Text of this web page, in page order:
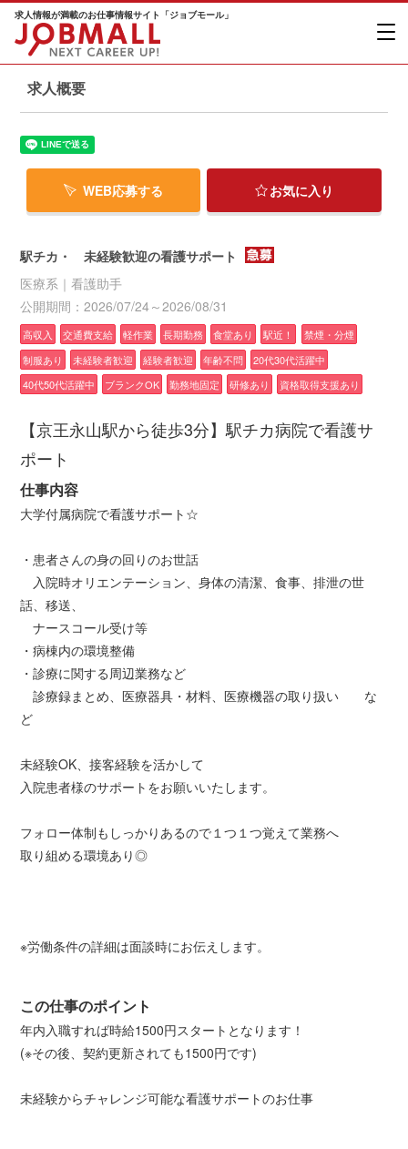
求人情報が満載のお仕事情報サイト「ジョブモール」
求人概要
WEB応募する お気に入り
駅チカ・ 未経験歓迎の看護サポート
医療系｜看護助手
公開期間：2026/07/24～2026/08/31
高収入 交通費支給 軽作業 長期勤務 食堂あり 駅近！
禁煙・分煙
制服あり
未経験者歓迎 経験者歓迎 年齢不問
20代30代活躍中
40代50代活躍中
ブランクOK 勤務地固定 研修あり 資格取得支援あり
【京王永山駅から徒歩3分】駅チカ病院で看護サ
ポート
仕事内容
大学付属病院で看護サポート☆
・患者さんの身の回りのお世話
入院時オリエンテーション、身体の清潔、食事、排泄の世
話、移送、
ナースコール受け等
・病棟内の環境整備
・診療に関する周辺業務など
診療録まとめ、医療器具・材料、医療機器の取り扱い な
ど
未経験OK、接客経験を活かして
入院患者様のサポートをお願いいたします。
フォロー体制もしっかりあるので１つ１つ覚えて業務へ
取り組める環境あり◎
※労働条件の詳細は面談時にお伝えします。
この仕事のポイント
年内入職すれば時給1500円スタートとなります！
(※その後、契約更新されても1500円です)
未経験からチャレンジ可能な看護サポートのお仕事